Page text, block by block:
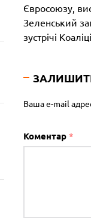
Євросоюзу,
Зеленський
зустрічі
Ваша e-mail
Коментар *